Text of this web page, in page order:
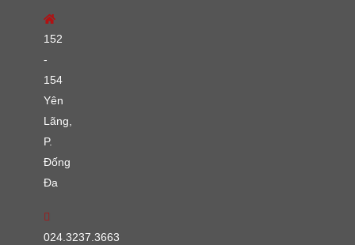
152
-
154
Yên
Lãng,
P.
Đống
Đa
024.3237.3663